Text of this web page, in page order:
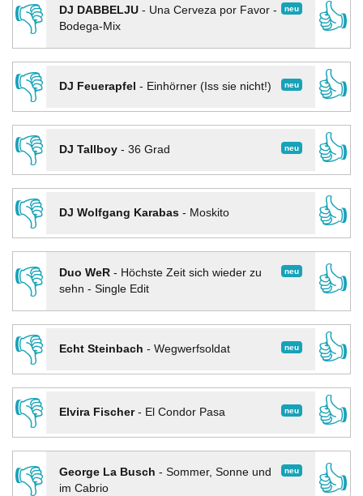
👎
neu
DJ DABBELJU- Una Cerveza por Favor -
Bodega-Mix
👍
👎
neu
DJ Feuerapfel - Einhörner (Iss sie nicht!)
👍
👎
neu
DJ Tallboy- 36 Grad
👍
👎
DJ Wolfgang Karabas- Moskito
👍
👎
neu
Duo WeR- Höchste Zeit sich wieder zu
sehn - Single Edit
👍
👎
neu
Echt Steinbach - Wegwerfsoldat
👍
👎
neu
Elvira Fischer- El Condor Pasa
👍
👎
neu
George La Busch - Sommer, Sonne und
im Cabrio
👍